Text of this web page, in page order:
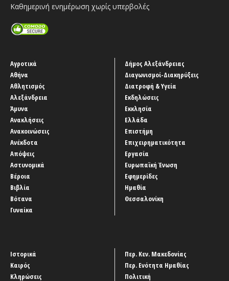
Καθημερινή ενημέρωση χωρίς υπερβολές
Αγροτικά
Αθήνα
Αθλητισμός
Αλεξάνδρεια
Άμυνα
Ανακλήσεις
Ανακοινώσεις
Ανέκδοτα
Απόψεις
Αστυνομικά
Βέροια
Βιβλία
Βότανα
Γυναίκα
Δήμος Αλεξάνδρειας
Διαγωνισμοί-Διακηρύξεις
Διατροφή & Υγεία
Εκδηλώσεις
Εκκλησία
Ελλάδα
Επιστήμη
Επιχειρηματικότητα
Εργασία
Ευρωπαϊκή Ένωση
Εφημερίδες
Ημαθία
Θεσσαλονίκη
Ιστορικά
Καιρός
Κληρώσεις
Περ. Κεν. Μακεδονίας
Περ. Ενότητα Ημαθίας
Πολιτική